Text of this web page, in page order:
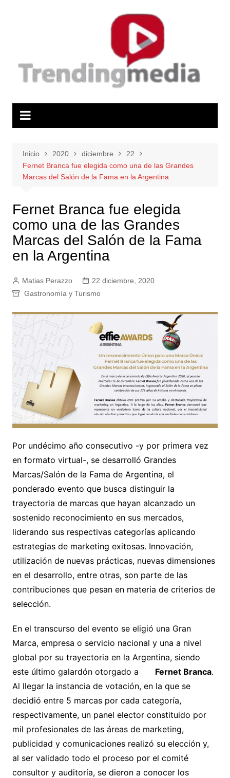
Inicio 2020 diciembre
22
Fernet Branca fue elegida como una de las Grandes
Marcas del Salón de la Fama en la Argentina
Fernet Branca fue elegida
como una de las Grandes
Marcas del Salón de la Fama
en la Argentina
Matias Perazzo
22 diciembre, 2020
Gastronomía y Turismo
Por undécimo año consecutivo -y por primera vez
en formato virtual-, se desarrolló Grandes
Marcas/Salón de la Fama de Argentina, el
ponderado evento que busca distinguir la
trayectoria de marcas que hayan alcanzado un
sostenido reconocimiento en sus mercados,
liderando sus respectivas categorías aplicando
estrategias de marketing exitosas. Innovación,
utilización de nuevas prácticas, nuevas dimensiones
en el desarrollo, entre otras, son parte de las
contribuciones que pesan en materia de criterios de
selección.
En el transcurso del evento se eligió una Gran
Marca, empresa o servicio nacional y una a nivel
global por su trayectoria en la Argentina, siendo
este último galardón otorgado a Fernet Branca.
Al llegar la instancia de votación, en la que se
decidió entre 5 marcas por cada categoría,
respectivamente, un panel elector constituido por
mil profesionales de las áreas de marketing,
publicidad y comunicaciones realizó su elección y,
al ser validado todo el proceso por el comité
consultor y auditoría, se dieron a conocer los